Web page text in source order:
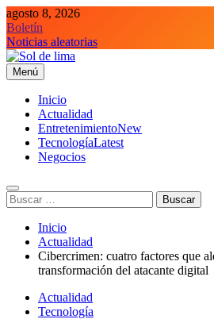
Saltar
al
contenido
agosto 8, 2026
Boletín
Noticias aleatorias
Sol de lima
Menú
Inicio
Actualidad
EntretenimientoNew
TecnologíaLatest
Negocios
Buscar:
Inicio
Actualidad
Cibercrimen: cuatro factores que
transformación del atacante digital
Actualidad
Tecnología